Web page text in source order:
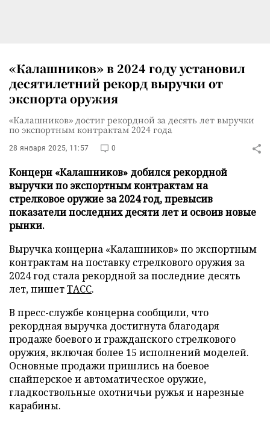
«Калашников» в 2024 году установил
десятилетний рекорд выручки от
экспорта оружия
«Калашников» достиг рекордной за десять лет выручки
по экспортным контрактам 2024 года
28 января 2025, 11:57 0
Концерн «Калашников» добился рекордной
выручки по экспортным контрактам на
стрелковое оружие за 2024 год, превысив
показатели последних десяти лет и освоив новые
рынки.
Выручка концерна «Калашников» по экспортным
контрактам на поставку стрелкового оружия за
2024 год стала рекордной за последние десять
лет, пишетТАСС.
В пресс-службе концерна сообщили, что
рекордная выручка достигнута благодаря
продаже боевого и гражданского стрелкового
оружия, включая более 15 исполнений моделей.
Основные продажи пришлись на боевое
снайперское и автоматическое оружие,
гладкоствольные охотничьи ружья и нарезные
карабины.